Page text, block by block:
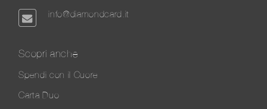
info@diamondcard.it
Scopri anche
Spendi con il Cuore
Carta Duo